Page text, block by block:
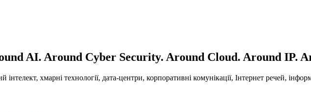
AI. Around Cyber Security. Around Cloud. Around IP.
хмарні технології, дата-центри, корпоративні комунікації, Інтернет речей,